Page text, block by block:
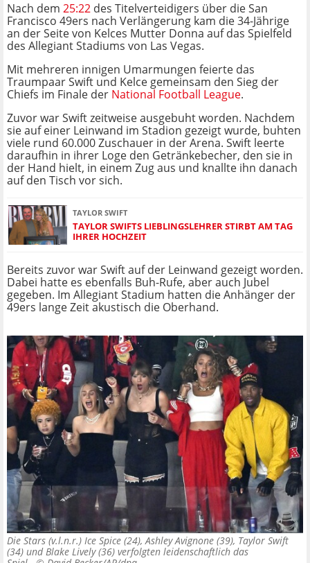
Nach dem 25:22 des Titelverteidigers über die San
Francisco 49ers nach Verlängerung kam die 34-Jährige
an der Seite von Kelces Mutter Donna auf das Spielfeld
des Allegiant Stadiums von Las Vegas.
Mit mehreren innigen Umarmungen feierte das
Traumpaar Swift und Kelce gemeinsam den Sieg der
Chiefs im Finale der National Football League.
Zuvor war Swift zeitweise ausgebuht worden. Nachdem
sie auf einer Leinwand im Stadion gezeigt wurde, buhten
viele rund 60.000 Zuschauer in der Arena. Swift leerte
daraufhin in ihrer Loge den Getränkebecher, den sie in
der Hand hielt, in einem Zug aus und knallte ihn danach
auf den Tisch vor sich.
TAYLOR SWIFT
TAYLOR SWIFTS LIEBLINGSLEHRER STIRBT AM TAG
IHRER HOCHZEIT
Bereits zuvor war Swift auf der Leinwand gezeigt worden.
Dabei hatte es ebenfalls Buh-Rufe, aber auch Jubel
gegeben. Im Allegiant Stadium hatten die Anhänger der
49ers lange Zeit akustisch die Oberhand.
Die Stars (v.l.n.r.) Ice Spice (24), Ashley Avignone (39), Taylor Swift
(34) und Blake Lively (36) verfolgten leidenschaftlich das